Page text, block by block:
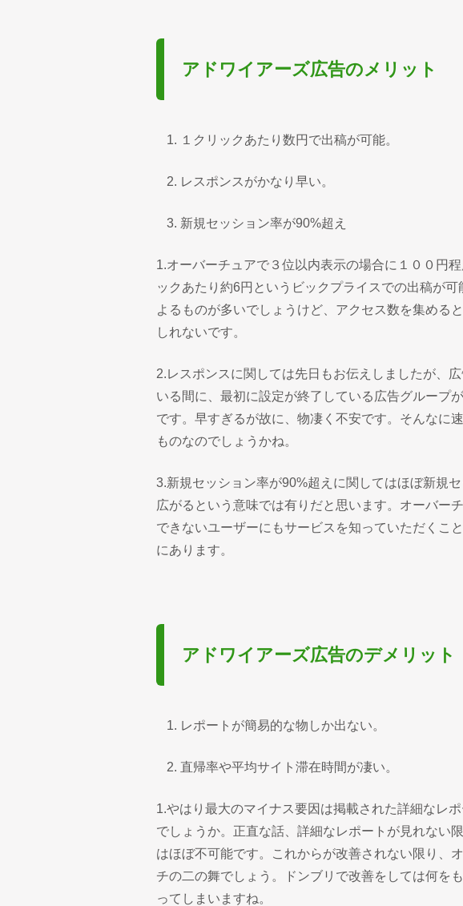
アドワイアーズ広告のメリット
１クリックあたり数円で出稿が可能。
レスポンスがかなり早い。
新規セッション率が90%超え
1.オーバーチュアで３位以内表示の場合に１００円
ックあたり約6円というビックプライスでの出稿が
よるものが多いでしょうけど、アクセス数を集める
しれないです。
2.レスポンスに関しては先日もお伝えしましたが、
いる間に、最初に設定が終了している広告グループ
です。早すぎるが故に、物凄く不安です。そんなに
ものなのでしょうかね。
3.新規セッション率が90%超えに関してはほぼ新規
広がるという意味では有りだと思います。オーバー
できないユーザーにもサービスを知っていただくこ
にあります。
アドワイアーズ広告のデメリット
レポートが簡易的な物しか出ない。
直帰率や平均サイト滞在時間が凄い。
1.やはり最大のマイナス要因は掲載された詳細なレ
でしょうか。正直な話、詳細なレポートが見れない
はほぼ不可能です。これからが改善されない限り、
チの二の舞でしょう。ドンブリで改善をしては何を
ってしまいますね。